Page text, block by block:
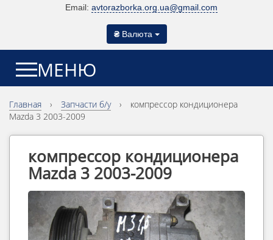
Email: avtorazborka.org.ua@gmail.com
₴ Валюта
МЕНЮ
Главная › Запчасти б/у ›
компрессор кондиционера
Mazda 3 2003-2009
компрессор кондиционера
Mazda 3 2003-2009